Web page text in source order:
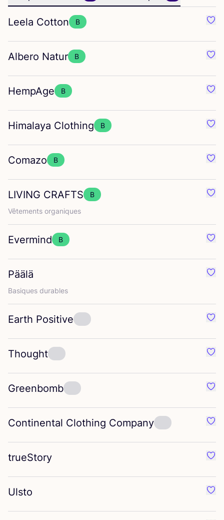
Leela Cotton B
Albero Natur B
HempAge B
Himalaya Clothing B
Comazo B
LIVING CRAFTS
B
Vête­ments organiques
Evermind B
Päälä
Basiques durables
Earth Positive
Thought
Greenbomb
Continental Clothing Company
trueStory
Ulsto